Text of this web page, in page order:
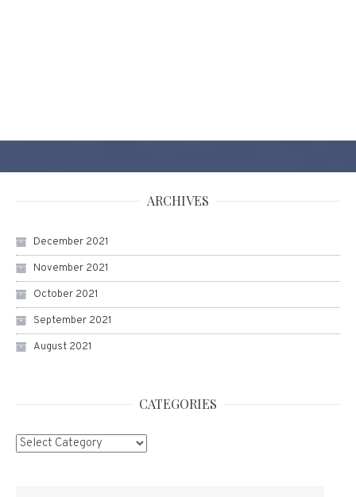
ARCHIVES
December 2021
November 2021
October 2021
September 2021
August 2021
CATEGORIES
Categories